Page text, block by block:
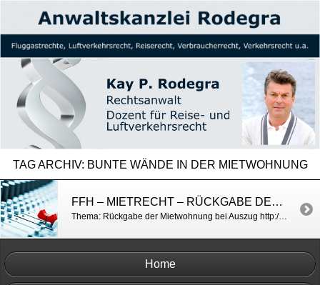
TAG ARCHIV: BUNTE WÄNDE IN DER MIETWOHNUNG
FFH – MIETRECHT – RÜCKGABE DER MIETWOHNUNG
Thema: Rückgabe der Mietwohnung bei Auszug http://www.ffh.de/news-service/magazin/toController/Topic/toAction/show/toId/19881/toTopic/mietvertrag-was-muss-man-beim-auszug-beachten.html
Home